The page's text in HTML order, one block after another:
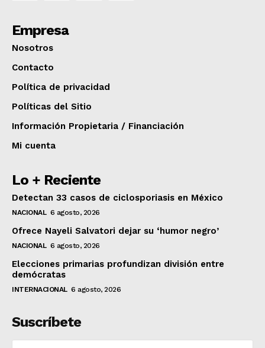
Empresa
Nosotros
Contacto
Política de privacidad
Políticas del Sitio
Información Propietaria / Financiación
Mi cuenta
Lo + Reciente
Detectan 33 casos de ciclosporiasis en México
NACIONAL 6 agosto, 2026
Ofrece Nayeli Salvatori dejar su ‘humor negro’
NACIONAL 6 agosto, 2026
Elecciones primarias profundizan división entre
demócratas
INTERNACIONAL 6 agosto, 2026
Suscríbete